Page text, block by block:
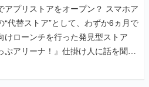
プリストアをオープン？ スマホア
“代替ストア”として、わずか6ヵ月で
けローンチを行った発見型ストア
ぷアリーナ！』仕掛け人に話を聞い